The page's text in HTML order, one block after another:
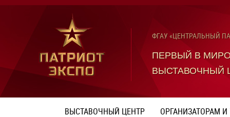
ФГАУ «ЦЕНТРАЛЬНЫЙ
ПЕРВЫЙ В
ВЫСТАВОЧНЫЙ
ВЫСТАВОЧНЫЙ ЦЕНТР ОРГАНИЗАТОРАМ